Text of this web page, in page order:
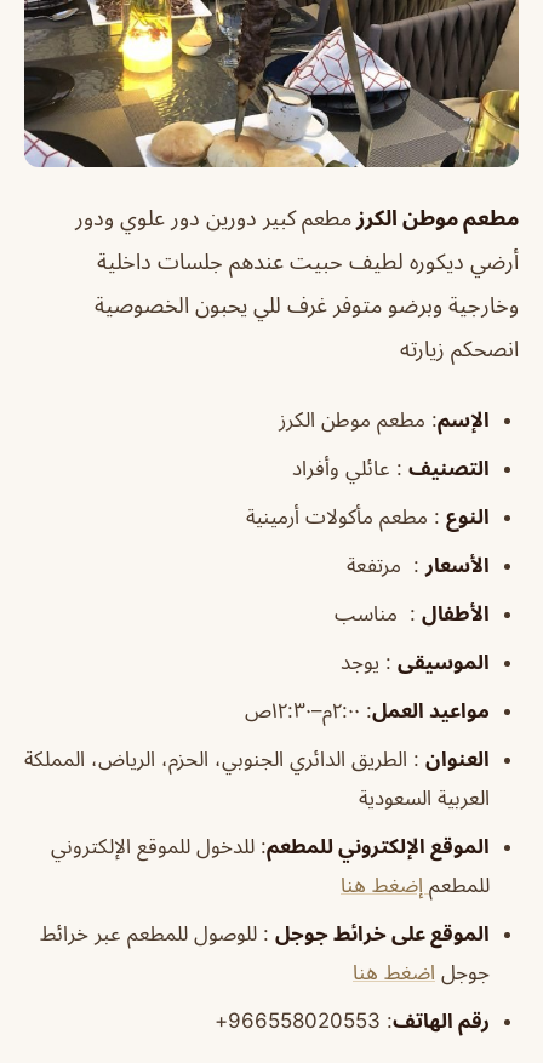
مطعم موطن الكرز مطعم كبير دورين دور علوي ودور
أرضي ديكوره لطيف حبيت عندهم جلسات داخلية
وخارجية وبرضو متوفر غرف للي يحبون الخصوصية
انصحكم زيارته
الإسم: مطعم موطن الكرز
التصنيف : عائلي وأفراد
النوع : مطعم مأكولات أرمينية
الأسعار : مرتفعة
الأطفال : مناسب
الموسيقى : يوجد
مواعيد العمل: ٢:٠٠م–١٢:٣٠ص
العنوان : الطريق الدائري الجنوبي، الحزم، الرياض، المملكة
العربية السعودية
الموقع الإلكتروني للمطعم: للدخول للموقع الإلكتروني
للمطعم إضغط هنا
الموقع على خرائط جوجل : للوصول للمطعم عبر خرائط
جوجل اضغط هنا
رقم الهاتف: 966558020553+